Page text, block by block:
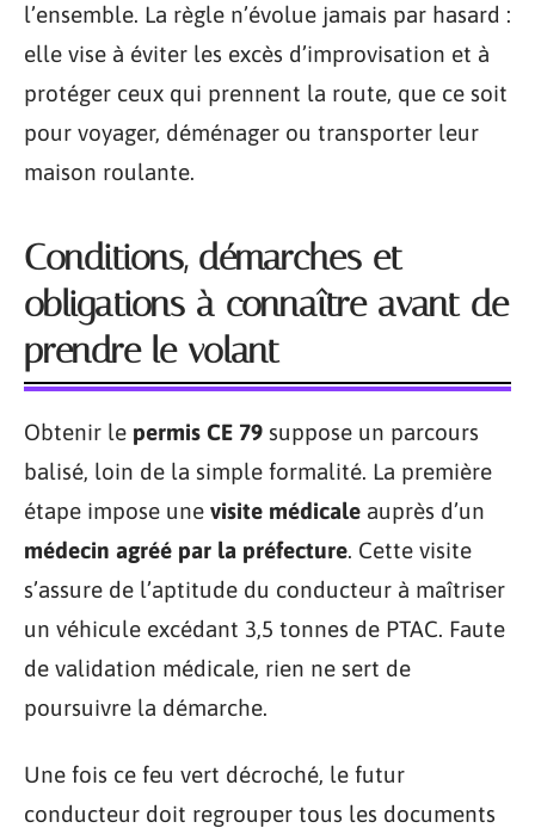
l’ensemble. La règle n’évolue jamais par hasard :
elle vise à éviter les excès d’improvisation et à
protéger ceux qui prennent la route, que ce soit
pour voyager, déménager ou transporter leur
maison roulante.
Conditions, démarches et
obligations à connaître avant de
prendre le volant
Obtenir le permis CE 79 suppose un parcours
balisé, loin de la simple formalité. La première
étape impose une visite médicale auprès d’un
médecin agréé par la préfecture. Cette visite
s’assure de l’aptitude du conducteur à maîtriser
un véhicule excédant 3,5 tonnes de PTAC. Faute
de validation médicale, rien ne sert de
poursuivre la démarche.
Une fois ce feu vert décroché, le futur
conducteur doit regrouper tous les documents